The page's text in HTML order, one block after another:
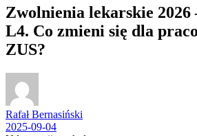
Zwolnienia lekarskie 2026
L4. Co zmieni się dla
ZUS?
Rafał Bernasiński
2025-09-04